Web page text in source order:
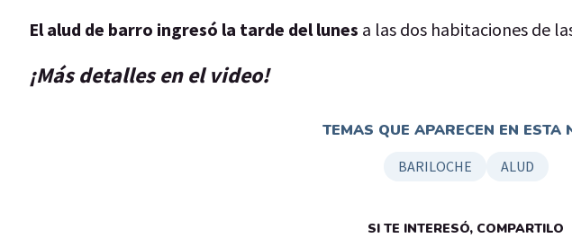
El alud de barro ingresó la tarde del lunes a las dos habitaciones de
¡Más detalles en el video!
TEMAS QUE APARECEN EN ESTA
BARILOCHE ALUD
SI TE INTERESÓ, COMPARTILO